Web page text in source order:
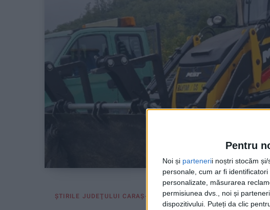
Pentru
Noi și partenerii noștri stocăm
personale, cum ar fi
personalizate, măsurarea
permisiunea dvs., noi și
dispozitivului. Puteți da clic
ŞTIRILE JUDEŢULUI CARAŞ-SEVERIN